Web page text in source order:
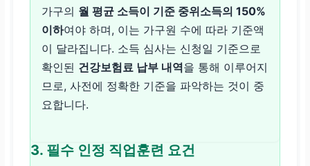
가구의 월 평균 소득이 기준 중위소득의 150%
이하여야 하며, 이는 가구원 수에 따라 기준액
이 달라집니다. 소득 심사는 신청일 기준으로
확인된 건강보험료 납부 내역을 통해 이루어지
므로, 사전에 정확한 기준을 파악하는 것이 중
요합니다.
3. 필수 인정 직업훈련 요건